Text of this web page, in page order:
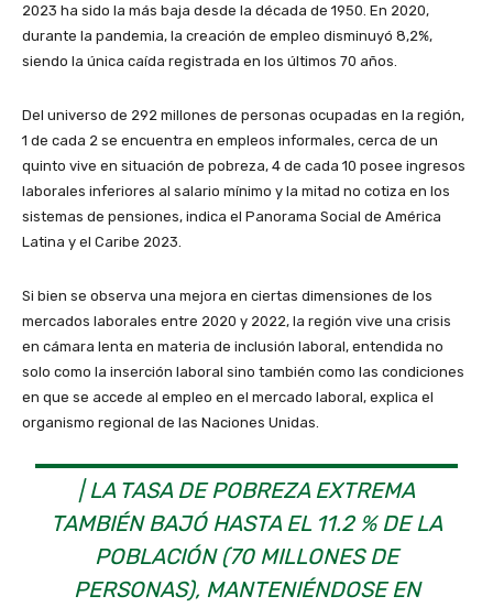
2023 ha sido la más baja desde la década de 1950. En 2020,
durante la pandemia, la creación de empleo disminuyó 8,2%,
siendo la única caída registrada en los últimos 70 años.
Del universo de 292 millones de personas ocupadas en la región,
1 de cada 2 se encuentra en empleos informales, cerca de un
quinto vive en situación de pobreza, 4 de cada 10 posee ingresos
laborales inferiores al salario mínimo y la mitad no cotiza en los
sistemas de pensiones, indica el Panorama Social de América
Latina y el Caribe 2023.
Si bien se observa una mejora en ciertas dimensiones de los
mercados laborales entre 2020 y 2022, la región vive una crisis
en cámara lenta en materia de inclusión laboral, entendida no
solo como la inserción laboral sino también como las condiciones
en que se accede al empleo en el mercado laboral, explica el
organismo regional de las Naciones Unidas.
| LA TASA DE POBREZA EXTREMA
TAMBIÉN BAJÓ HASTA EL 11.2 % DE LA
POBLACIÓN (70 MILLONES DE
PERSONAS), MANTENIÉNDOSE EN